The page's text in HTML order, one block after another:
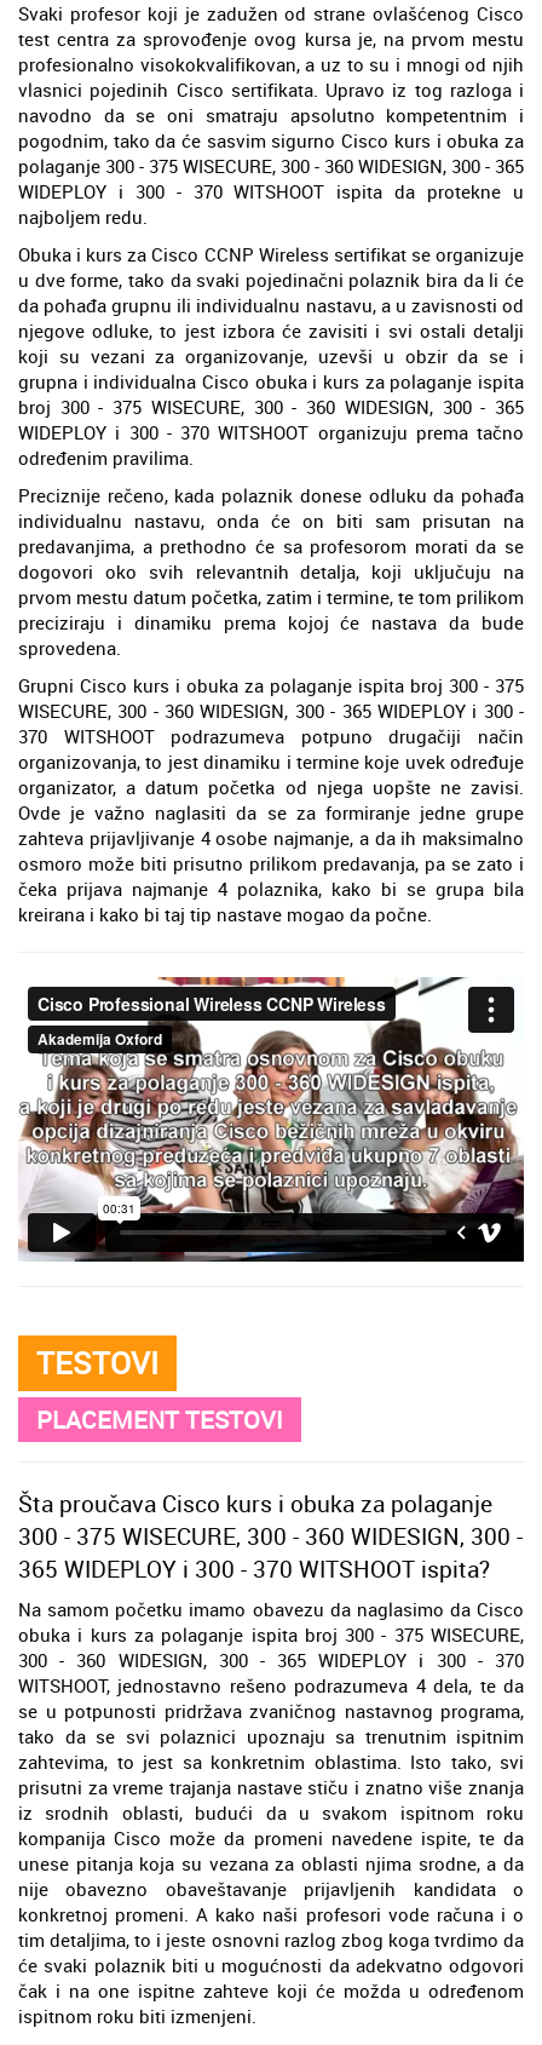
Svaki profesor koji je zadužen od strane ovlašćenog Cisco
test centra za sprovođenje ovog kursa je, na prvom mestu
profesionalno visokokvalifikovan, a uz to su i mnogi od njih
vlasnici pojedinih Cisco sertifikata. Upravo iz tog razloga i
navodno da se oni smatraju apsolutno kompetentnim i
pogodnim, tako da će sasvim sigurno Cisco kurs i obuka za
polaganje 300 - 375 WISECURE, 300 - 360 WIDESIGN, 300 - 365
WIDEPLOY i 300 - 370 WITSHOOT ispita da protekne u
najboljem redu.
Obuka i kurs za Cisco CCNP Wireless sertifikat se organizuje
u dve forme, tako da svaki pojedinačni polaznik bira da li će
da pohađa grupnu ili individualnu nastavu, a u zavisnosti od
njegove odluke, to jest izbora će zavisiti i svi ostali detalji
koji su vezani za organizovanje, uzevši u obzir da se i
grupna i individualna Cisco obuka i kurs za polaganje ispita
broj 300 - 375 WISECURE, 300 - 360 WIDESIGN, 300 - 365
WIDEPLOY i 300 - 370 WITSHOOT organizuju prema tačno
određenim pravilima.
Preciznije rečeno, kada polaznik donese odluku da pohađa
individualnu nastavu, onda će on biti sam prisutan na
predavanjima, a prethodno će sa profesorom morati da se
dogovori oko svih relevantnih detalja, koji uključuju na
prvom mestu datum početka, zatim i termine, te tom prilikom
preciziraju i dinamiku prema kojoj će nastava da bude
sprovedena.
Grupni Cisco kurs i obuka za polaganje ispita broj 300 - 375
WISECURE, 300 - 360 WIDESIGN, 300 - 365 WIDEPLOY i 300 -
370 WITSHOOT podrazumeva potpuno drugačiji način
organizovanja, to jest dinamiku i termine koje uvek određuje
organizator, a datum početka od njega uopšte ne zavisi.
Ovde je važno naglasiti da se za formiranje jedne grupe
zahteva prijavljivanje 4 osobe najmanje, a da ih maksimalno
osmoro može biti prisutno prilikom predavanja, pa se zato i
čeka prijava najmanje 4 polaznika, kako bi se grupa bila
kreirana i kako bi taj tip nastave mogao da počne.
TESTOVI
PLACEMENT TESTOVI
Šta proučava Cisco kurs i obuka za polaganje
300 - 375 WISECURE, 300 - 360 WIDESIGN, 300 -
365 WIDEPLOY i 300 - 370 WITSHOOT ispita?
Na samom početku imamo obavezu da naglasimo da Cisco
obuka i kurs za polaganje ispita broj 300 - 375 WISECURE,
300 - 360 WIDESIGN, 300 - 365 WIDEPLOY i 300 - 370
WITSHOOT, jednostavno rešeno podrazumeva 4 dela, te da
se u potpunosti pridržava zvaničnog nastavnog programa,
tako da se svi polaznici upoznaju sa trenutnim ispitnim
zahtevima, to jest sa konkretnim oblastima. Isto tako, svi
prisutni za vreme trajanja nastave stiču i znatno više znanja
iz srodnih oblasti, budući da u svakom ispitnom roku
kompanija Cisco može da promeni navedene ispite, te da
unese pitanja koja su vezana za oblasti njima srodne, a da
nije obavezno obaveštavanje prijavljenih kandidata o
konkretnoj promeni. A kako naši profesori vode računa i o
tim detaljima, to i jeste osnovni razlog zbog koga tvrdimo da
će svaki polaznik biti u mogućnosti da adekvatno odgovori
čak i na one ispitne zahteve koji će možda u određenom
ispitnom roku biti izmenjeni.